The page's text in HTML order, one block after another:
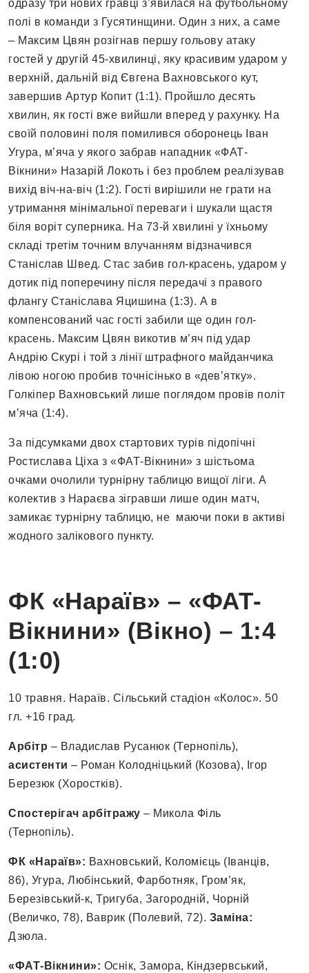
одразу три нових гравці з’явилася на футбольному
полі в команди з Гусятинщини. Один з них, а саме
– Максим Цвян розігнав першу гольову атаку
гостей у другій 45-хвилинці, яку красивим ударом у
верхній, дальній від Євгена Вахновського кут,
завершив Артур Копит (1:1). Пройшло десять
хвилин, як гості вже вийшли вперед у рахунку. На
своїй половині поля помилився оборонець Іван
Угура, м’яча у якого забрав нападник «ФАТ-
Вікнини» Назарій Локоть і без проблем реалізував
вихід віч-на-віч (1:2). Гості вирішили не грати на
утримання мінімальної переваги і шукали щастя
біля воріт суперника. На 73-й хвилині у їхньому
складі третім точним влучанням відзначився
Станіслав Швед. Стас забив гол-красень, ударом у
дотик під поперечину після передачі з правого
флангу Станіслава Яцишина (1:3). А в
компенсований час гості забили ще один гол-
красень. Максим Цвян викотив м’яч під удар
Андрію Скурі і той з лінії штрафного майданчика
лівою ногою пробив точнісінько в «дев’ятку».
Голкіпер Вахновський лише поглядом провів політ
м’яча (1:4).
За підсумками двох стартових турів підопічні
Ростислава Ціха з «ФАТ-Вікнини» з шістьома
очками очолили турнірну таблицю вищої ліги. А
колектив з Нараєва зігравши лише один матч,
замикає турнірну таблицю, не маючи поки в активі
жодного залікового пункту.
ФК «Нараїв» – «ФАТ-
Вікнини» (Вікно) – 1:4
(1:0)
10 травня. Нараїв. Сільський стадіон «Колос». 50
гл. +16 град.
Арбітр – Владислав Русанюк (Тернопіль),
асистенти – Роман Колодніцький (Козова), Ігор
Березюк (Хоростків).
Спостерігач арбітражу – Микола Філь
(Тернопіль).
ФК «Нараїв»: Вахновський, Коломієць (Іванців,
86), Угура, Любінський, Фарботняк, Гром’як,
Березівський-к, Тригуба, Загородній, Чорній
(Величко, 78), Ваврик (Полевий, 72). Заміна:
Дзюла.
«ФАТ-Вікнини»: Оснік, Замора, Кіндзервський,